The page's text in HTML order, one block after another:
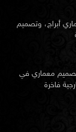
أبراج، وتصميم
معماري في